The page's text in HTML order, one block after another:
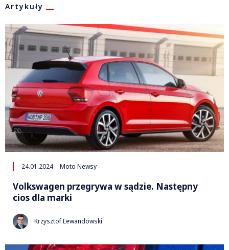
Artykuły
24.01.2024 Moto Newsy
Volkswagen przegrywa w sądzie. Następny
cios dla marki
Krzysztof Lewandowski